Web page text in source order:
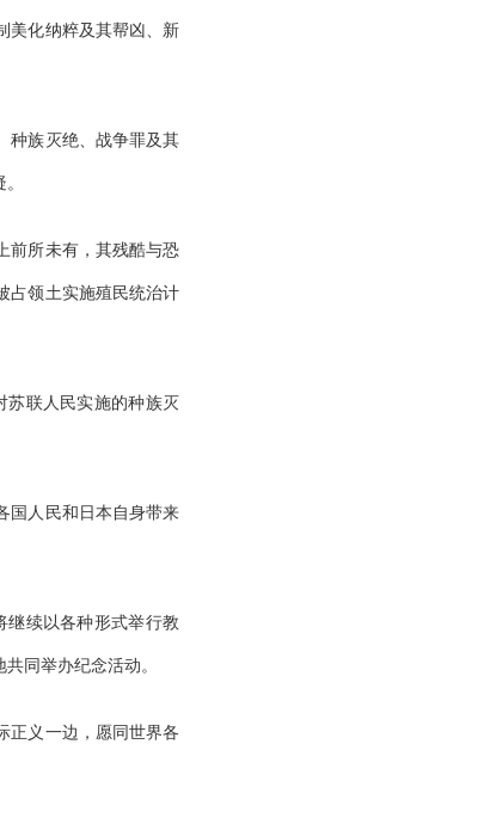
美化纳粹及其帮凶、新
种族灭绝、战争罪及其
前所未有，其残酷与恐
占领土实施殖民统治计
苏联人民实施的种族灭
国人民和日本自身带来
续以各种形式举行教
同举办纪念活动。
正义一边，愿同世界各